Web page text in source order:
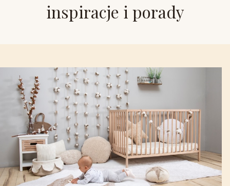
inspiracje i porady